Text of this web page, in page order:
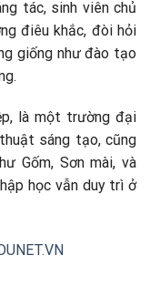
tác, sinh viên chủ
điêu khắc, đòi hỏi
giống như đào tạo
là một trường đại
sáng tạo, cũng
Gốm, Sơn mài, và
học vẫn duy trì ở